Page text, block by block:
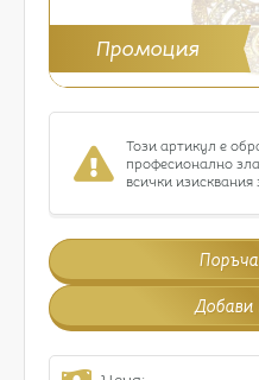
Промоция
Този артикул е
професионално
всички